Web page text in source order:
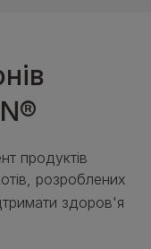
продуктів
розроблених
здоров'я